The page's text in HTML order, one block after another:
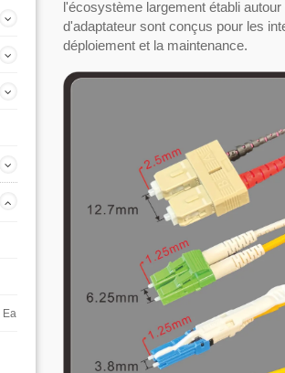
Ea
l'écosystème largement établi
d'adaptateur sont conçus pour les
déploiement et la maintenance.